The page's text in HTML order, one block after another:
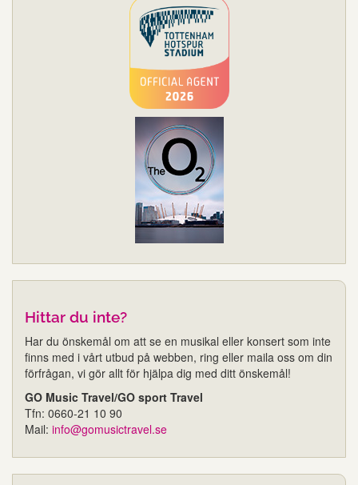
Hittar du inte?
Har du önskemål om att se en musikal eller konsert som inte
finns med i vårt utbud på webben, ring eller maila oss om din
förfrågan, vi gör allt för hjälpa dig med ditt önskemål!
GO Music Travel/GO sport Travel
Tfn: 0660-21 10 90
Mail: info@gomusictravel.se